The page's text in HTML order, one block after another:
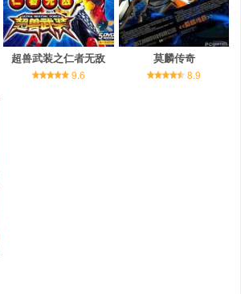
超兽武装之仁者无敌
9.6
莫麟传奇
8.9